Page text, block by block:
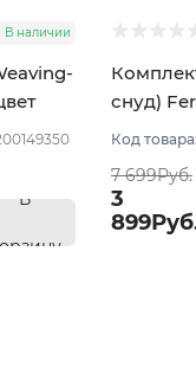
В наличии
В
снуд)
Белый
Код товара:
7 699Руб.
3